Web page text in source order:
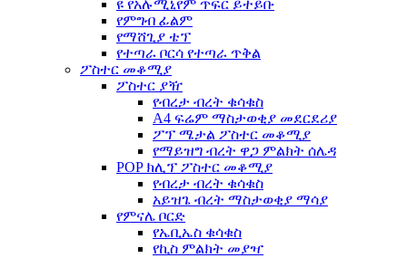
ዩ የአሉሚኒየም ጥፍር ይተይቡ
የምግብ ፊልም
የማሸጊያ ቴፕ
የተጣራ ቦርሳ የተጣራ ጥቅል
ፖስተር መቆሚያ
ፖስተር ያዥ
የብረታ ብረት ቁሳቁስ
A4 ፍሬም ማስታወቂያ መደርደሪያ
ፖፕ ሜታል ፖስተር መቆሚያ
የማይዝግ ብረት ዋጋ ምልክት ሰሌዳ
POP ክሊፕ ፖስተር መቆሚያ
የብረታ ብረት ቁሳቁስ
አይዝጌ ብረት ማስታወቂያ ማሳያ
የምናሌ ቦርድ
የኤቢኤስ ቁሳቁስ
የኪስ ምልክት መያዣ